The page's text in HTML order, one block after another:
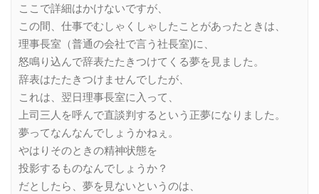
ここで詳細はかけないですが、
この間、仕事でむしゃくしゃしたことがあったときは、
理事長室（普通の会社で言う社長室)に、
怒鳴り込んで辞表たたきつけてくる夢を見ました。
辞表はたたきつけませんでしたが、
これは、翌日理事長室に入って、
上司三人を呼んで直談判するという正夢になりました。
夢ってなんなんでしょうかねぇ。
やはりそのときの精神状態を
投影するものなんでしょうか？
だとしたら、夢を見ないというのは、